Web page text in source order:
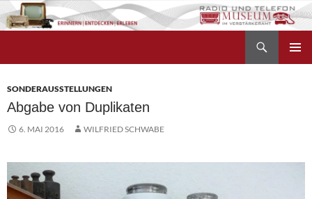
Zum
Inhalt
SONDERAUSSTELLUNGEN
Abgabe von Duplikaten
6. MAI 2016 WILFRIED SCHWABE